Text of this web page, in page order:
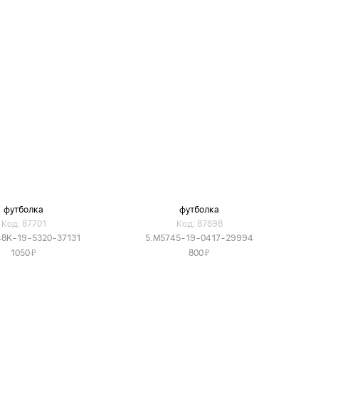
футболка
Код: 87701
19-5320-37131
1050Я
футболка
Код: 87698
5.M5745-19-0417-29994
800Я